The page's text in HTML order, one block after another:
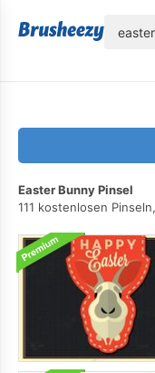
Easter Bunny Pinsel
111 kostenlosen